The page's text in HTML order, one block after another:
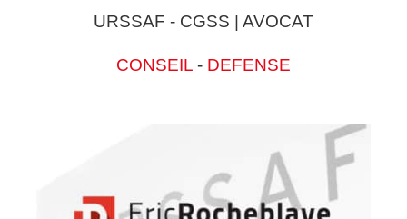
URSSAF - CGSS | AVOCAT
CONSEIL - DEFENSE